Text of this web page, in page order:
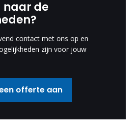
naar de
contact met ons op en
zijn voor jouw
offerte aan